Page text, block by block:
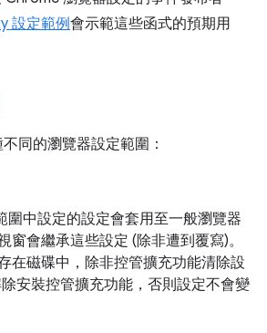
設定範例會示範這些函式的預期用
同的瀏覽器設定範圍：
圍中設定的設定會套用至一般瀏覽器
窗會繼承這些設定 (除非遭到覆寫)。
在磁碟中，除非控管擴充功能清除設
安裝控管擴充功能，否則設定不會變